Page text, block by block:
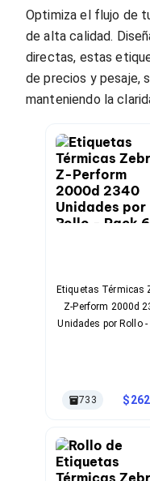
Cables de Audio /
Cables de Energía
Cables de Poder
Cables de Poder
Cables de Red
Cables Patch
Cables Fibra Óptica
Cables Coaxiales
Accesorios para
Jacks de Red
Conectores
Tapas y Cajas
Herramientas para
Protectores para
Cables para
Cableado
Adaptadores PC
Adaptadores PC SATA
Adaptadores PC IDE
Adaptadores PC
Optimiza el flujo de
de alta calidad.
directas, estas
de precios y pesaje,
manteniendo la
Etiquetas Térmicas
Z-Perform 2000d
Unidades por Rollo -
733